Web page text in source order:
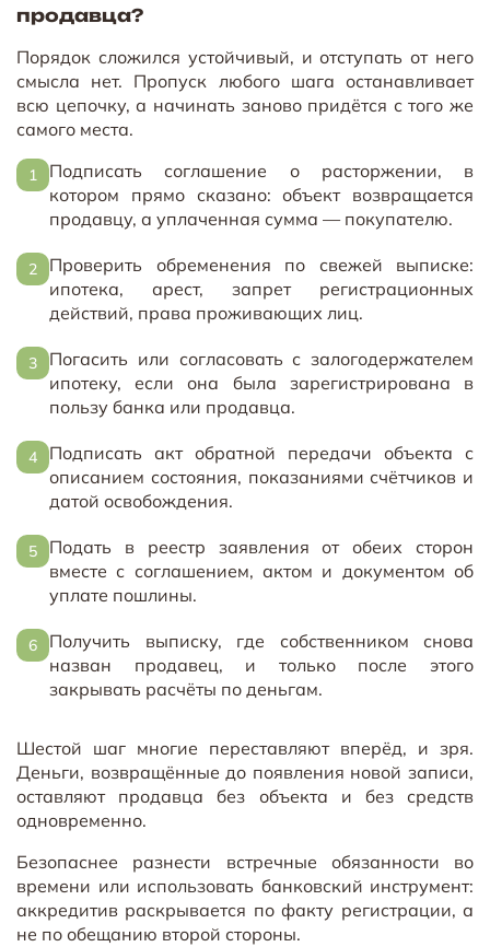
продавца?
Порядок сложился устойчивый, и отступать от него
смысла нет. Пропуск любого шага останавливает
всю цепочку, а начинать заново придётся с того же
самого места.
Подписать соглашение о расторжении, в
котором прямо сказано: объект возвращается
продавцу, а уплаченная сумма — покупателю.
Проверить обременения по свежей выписке:
ипотека, арест, запрет регистрационных
действий, права проживающих лиц.
Погасить или согласовать с залогодержателем
ипотеку, если она была зарегистрирована в
пользу банка или продавца.
Подписать акт обратной передачи объекта с
описанием состояния, показаниями счётчиков и
датой освобождения.
Подать в реестр заявления от обеих сторон
вместе с соглашением, актом и документом об
уплате пошлины.
Получить выписку, где собственником снова
назван продавец, и только после этого
закрывать расчёты по деньгам.
Шестой шаг многие переставляют вперёд, и зря.
Деньги, возвращённые до появления новой записи,
оставляют продавца без объекта и без средств
одновременно.
Безопаснее разнести встречные обязанности во
времени или использовать банковский инструмент:
аккредитив раскрывается по факту регистрации, а
не по обещанию второй стороны.